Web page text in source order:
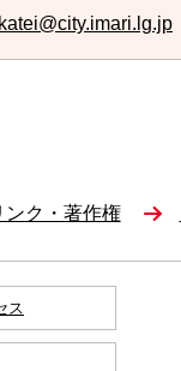
ンク・著作権
ス